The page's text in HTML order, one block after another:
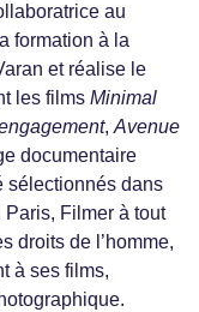
au
formation à la
et réalise le
les films Minimal
, Avenue
documentaire
sélectionnés dans
Filmer à tout
droits de l’homme,
à ses films,